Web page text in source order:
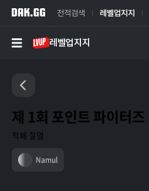
전적검색 레벨업지지
레벨업지지
제 1회 포인트 파이터즈
적폐 절멸
Namul